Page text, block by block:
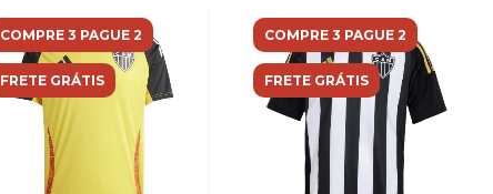
COMPRE 3 PAGUE 2
FRETE GRÁTIS
COMPRE 3 PAGUE 2
FRETE GRÁTIS